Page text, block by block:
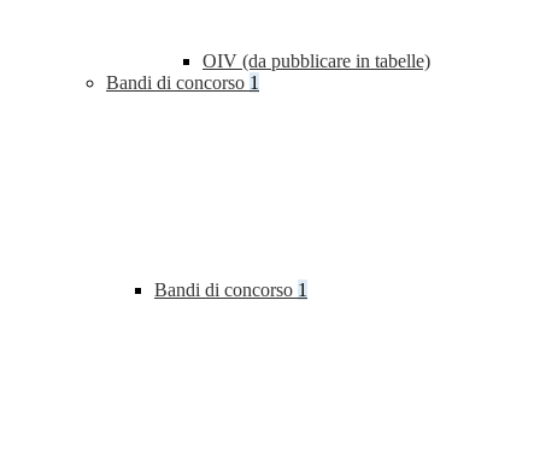
OIV (da pubblicare in tabelle)
Bandi di concorso 1
Bandi di concorso 1